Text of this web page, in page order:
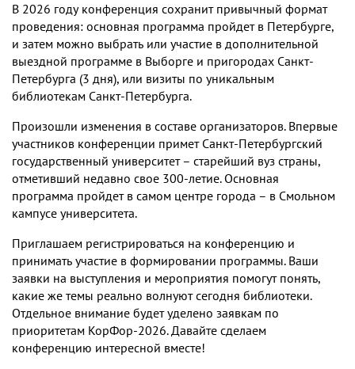
В 2026 году конференция сохранит привычный формат
проведения: основная программа пройдет в Петербурге,
и затем можно выбрать или участие в дополнительной
выездной программе в Выборге и пригородах Санкт-
Петербурга (3 дня), или визиты по уникальным
библиотекам Санкт-Петербурга.
Произошли изменения в составе организаторов. Впервые
участников конференции примет Санкт-Петербургский
государственный университет – старейший вуз страны,
отметивший недавно свое 300-летие. Основная
программа пройдет в самом центре города – в Смольном
кампусе университета.
Приглашаем регистрироваться на конференцию и
принимать участие в формировании программы. Ваши
заявки на выступления и мероприятия помогут понять,
какие же темы реально волнуют сегодня библиотеки.
Отдельное внимание будет уделено заявкам по
приоритетам КорФор-2026. Давайте сделаем
конференцию интересной вместе!